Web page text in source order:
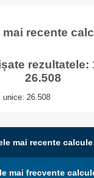
mai recente
rezultatele:
26.508
unice: 26.508
mai recente calcule
mai frecvente